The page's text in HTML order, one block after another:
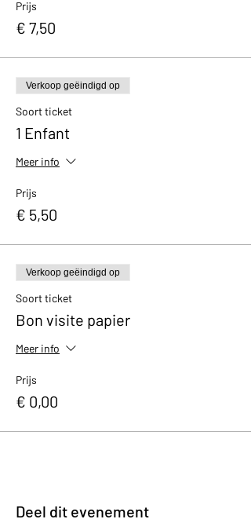
Prijs
€ 7,50
Verkoop geëindigd op
Soort ticket
1 Enfant
Meer info
Prijs
€ 5,50
Verkoop geëindigd op
Soort ticket
Bon visite papier
Meer info
Prijs
€ 0,00
Deel dit evenement